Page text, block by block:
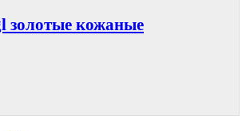
золотые кожаные